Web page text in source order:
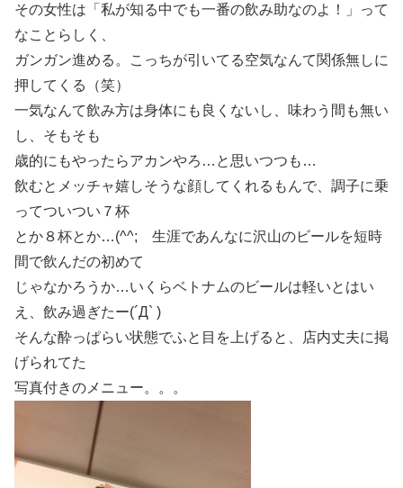
その女性は「私が知る中でも一番の飲み助なのよ！」って
なことらしく、
ガンガン進める。こっちが引いてる空気なんて関係無しに
押してくる（笑）
一気なんて飲み方は身体にも良くないし、味わう間も無い
し、そもそも
歳的にもやったらアカンやろ…と思いつつも…
飲むとメッチャ嬉しそうな顔してくれるもんで、調子に乗
ってついつい７杯
とか８杯とか…(^^; 生涯であんなに沢山のビールを短時
間で飲んだの初めて
じゃなかろうか…いくらベトナムのビールは軽いとはい
え、飲み過ぎたー(´Д` )
そんな酔っぱらい状態でふと目を上げると、店内丈夫に掲
げられてた
写真付きのメニュー。。。